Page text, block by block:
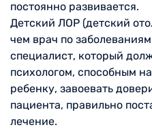
постоянно развивается.
Детский ЛОР (детский
чем врач по
специалист, который
психологом, способным
ребенку, завоевать
пациента, правильно
лечение.